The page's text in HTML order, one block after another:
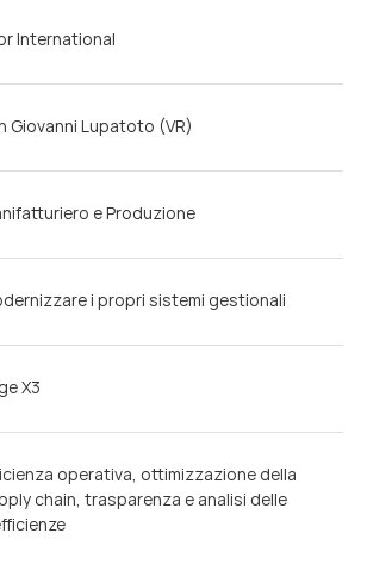
International
Giovanni Lupatoto (VR)
e Produzione
i propri sistemi gestionali
X3
operativa, ottimizzazione della
chain, trasparenza e analisi delle